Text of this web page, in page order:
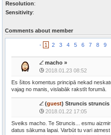
Resolution:
Sensitivity:
Comments about member
- 1 2 3 4 5 6 7 8 9
macho »
2018.01.23 08:52
Es šitos komentus principā nekad
vajag no manis, vislabāk rakstīt forumā.
(guest) Struncis struncis
2018.01.22 17:05
Sveiks macho. Te Struncis... esmu
datus sākuma lapai. Varbūt tu vari